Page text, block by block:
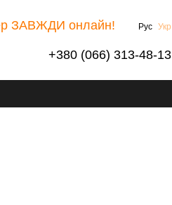
ЗАВЖДИ онлайн! Рус Укр
+380 (066) 313-48-13